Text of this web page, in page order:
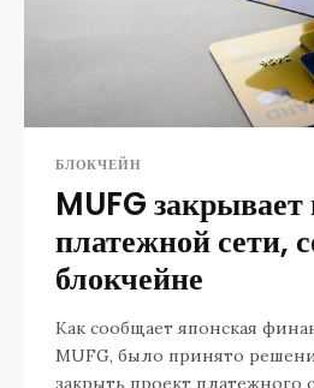
БЛОКЧЕЙН
MUFG закрывает
платежной сети,
блокчейне
Как сообщает японская
MUFG, было принято
закрыть проект платежного